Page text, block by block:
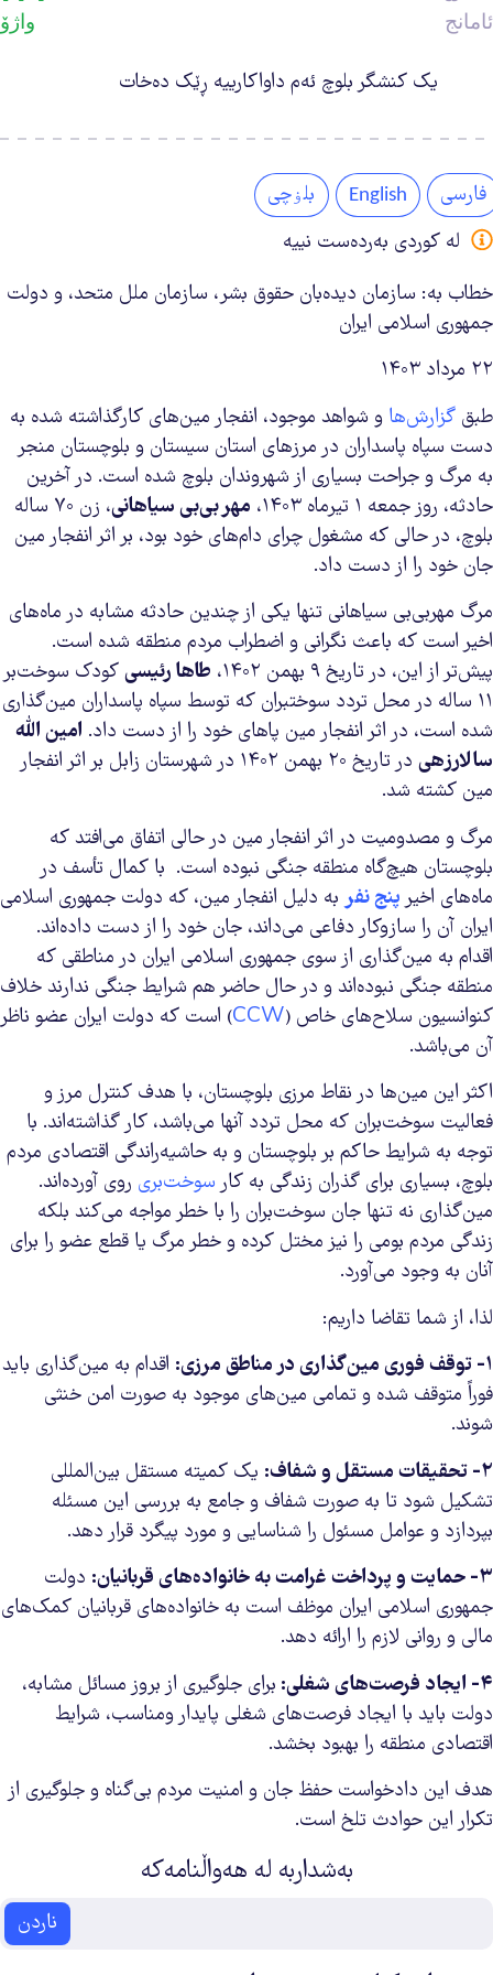
واژۆ ئامانج
یک کنشگر بلوچ ئەم داواکارییە ڕێک دەخات
فارسی English
بلۏچی
لە کوردی بەردەست نییە
خطاب به: سازمان دیده‌بان حقوق بشر، سازمان ملل متحد، و دولت
جمهوری اسلامی ایران
۲۲ مرداد ۱۴۰۳
طبق گزارش‌ها و شواهد موجود، انفجار مین‌های کارگذاشته شده به
دست سپاه پاسداران در مرزهای استان سیستان و بلوچستان منجر
به مرگ و جراحت بسیاری از شهروندان بلوچ شده است. در آخرین
حادثه، روز جمعه ۱ تیرماه ۱۴۰۳،
مهر بی‌بی سیاهانی
، زن ۷۰ ساله
بلوچ، در حالی که مشغول چرای دام‌های خود بود، بر اثر انفجار مین
جان خود را از دست داد.
مرگ مهربی‌بی سیاهانی تنها یکی از چندین حادثه مشابه در ماه‌های
اخیر است که باعث نگرانی و اضطراب مردم منطقه شده است.
پیش‌تر از این، در تاریخ ۹ بهمن ۱۴۰۲،
طاها رئیسیکودک سوخت‌بر
۱۱ ساله در محل تردد سوختبران که توسط سپاه پاسداران مین‌گذاری
شده است، در اثر انفجار مین پاهای خود را از دست داد. امین الله
سالارزهی
در تاریخ ۲۰ بهمن ۱۴۰۲ در شهرستان زابل بر اثر انفجار
مین کشته شد.
مرگ و مصدومیت در اثر انفجار مین در حالی اتفاق می‌افتد که
بلوچستان هیچ‌گاه منطقه جنگی نبوده است. با کمال تأسف در
ماه‌های اخیر پنج نفر به دلیل انفجار مین، که دولت جمهوری اسلامی
ایران آن را سازوکار دفاعی می‌داند، جان خود را از دست داده‌اند.
اقدام به مین‌گذاری از سوی جمهوری اسلامی ایران در مناطقی که
منطقه جنگی نبوده‌اند و در حال حاضر هم شرایط جنگی ندارند خلاف
کنوانسیون سلاح‌های خاص (CCW) است که دولت ایران عضو ناظر
آن می‌باشد.
اکثر این مین‌ها در نقاط مرزی بلوچستان، با هدف کنترل مرز و
فعالیت سوخت‌بران که محل تردد آنها می‌باشد، کار گذاشته‌اند. با
توجه به شرایط حاکم بر بلوچستان و به حاشیه‌راندگی اقتصادی مردم
بلوچ، بسیاری برای گذران زندگی به کار سوخت‌بری روی آورده‌اند.
مین‌گذاری نه تنها جان سوخت‌بران را با خطر مواجه می‌کند بلکه
زندگی مردم بومی را نیز مختل کرده و خطر مرگ یا قطع عضو را برای
آنان به وجود می‌آورد.
لذا، از شما تقاضا داریم:
۱- توقف فوری مین‌گذاری در مناطق مرزی: اقدام به مین‌گذاری باید
فوراً متوقف شده و تمامی مین‌های موجود به صورت امن خنثی
شوند.
۲- تحقیقات مستقل و شفاف: یک کمیته مستقل بین‌المللی
تشکیل شود تا به صورت شفاف و جامع به بررسی این مسئله
بپردازد و عوامل مسئول را شناسایی و مورد پیگرد قرار دهد.
۳- حمایت و پرداخت غرامت به خانواده‌های قربانیان: دولت
جمهوری اسلامی ایران موظف است به خانواده‌های قربانیان کمک‌های
مالی و روانی لازم را ارائه دهد.
۴- ایجاد فرصت‌های شغلی: برای جلوگیری از بروز مسائل مشابه،
دولت باید با ایجاد فرصت‌های شغلی پایدار ومناسب، شرایط
اقتصادی منطقه را بهبود بخشد.
هدف این دادخواست حفظ جان و امنیت مردم بی‌گناه و جلوگیری از
تکرار این حوادث تلخ است.
بەشداربە لە هەواڵنامەکە
ناردن